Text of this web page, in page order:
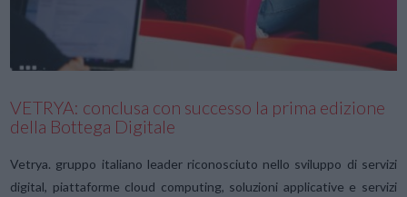
VETRYA: conclusa con successo la prima edizione
della Bottega Digitale
Vetrya. gruppo italiano leader riconosciuto nello sviluppo di servizi
digital, piattaforme cloud computing, soluzioni applicative e servizi